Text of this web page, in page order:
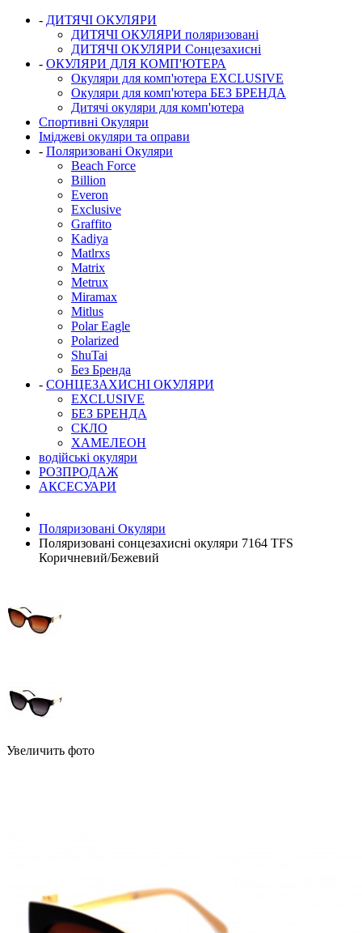
- ДИТЯЧІ ОКУЛЯРИ
ДИТЯЧІ ОКУЛЯРИ поляризовані
ДИТЯЧІ ОКУЛЯРИ Сонцезахисні
- ОКУЛЯРИ ДЛЯ КОМП'ЮТЕРА
Окуляри для комп'ютера EXCLUSIVE
Окуляри для комп'ютера БЕЗ БРЕНДА
Дитячі окуляри для комп'ютера
Спортивні Окуляри
Іміджеві окуляри та оправи
- Поляризовані Окуляри
Beach Force
Billion
Everon
Exclusive
Graffito
Kadiya
Matlrxs
Matrix
Metrux
Miramax
Mitlus
Polar Eagle
Polarized
ShuTai
Без Бренда
- СОНЦЕЗАХИСНІ ОКУЛЯРИ
EXCLUSIVE
БЕЗ БРЕНДА
СКЛО
ХАМЕЛЕОН
водійські окуляри
РОЗПРОДАЖ
АКСЕСУАРИ
Поляризовані Окуляри
Поляризовані сонцезахисні окуляри 7164 TFS
Коричневий/Бежевий
Увеличить фото